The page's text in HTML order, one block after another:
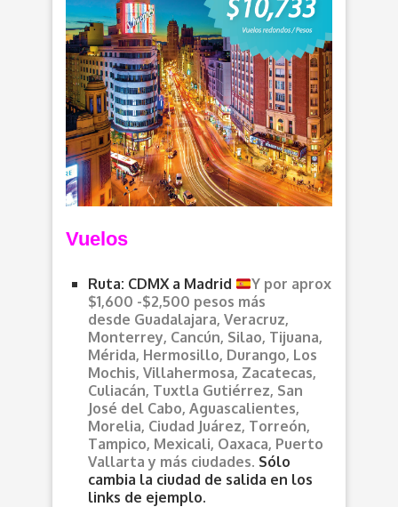
Vuelos
Ruta: CDMX a Madrid
Y por aprox
$1,600 -$2,500 pesos más
desde Guadalajara, Veracruz,
Monterrey, Cancún, Silao, Tijuana,
Mérida, Hermosillo, Durango, Los
Mochis, Villahermosa, Zacatecas,
Culiacán, Tuxtla Gutiérrez, San
José del Cabo, Aguascalientes,
Morelia, Ciudad Juárez, Torreón,
Tampico, Mexicali, Oaxaca, Puerto
Vallarta y más ciudades. Sólo
cambia la ciudad de salida en los
links de ejemplo.